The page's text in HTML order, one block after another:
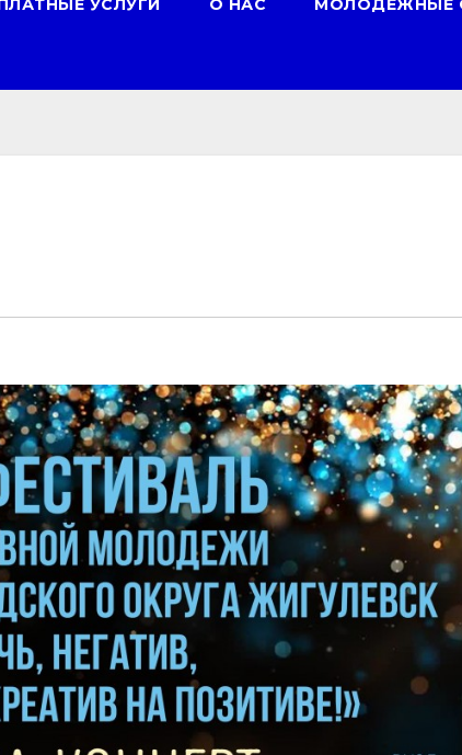
УСЛУГИ О НАС МОЛОДЕЖНЫЕ